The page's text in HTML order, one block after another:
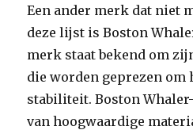
Een ander merk dat niet
deze lijst is Boston
merk staat bekend om
die worden geprezen
stabiliteit. Boston
van hoogwaardige